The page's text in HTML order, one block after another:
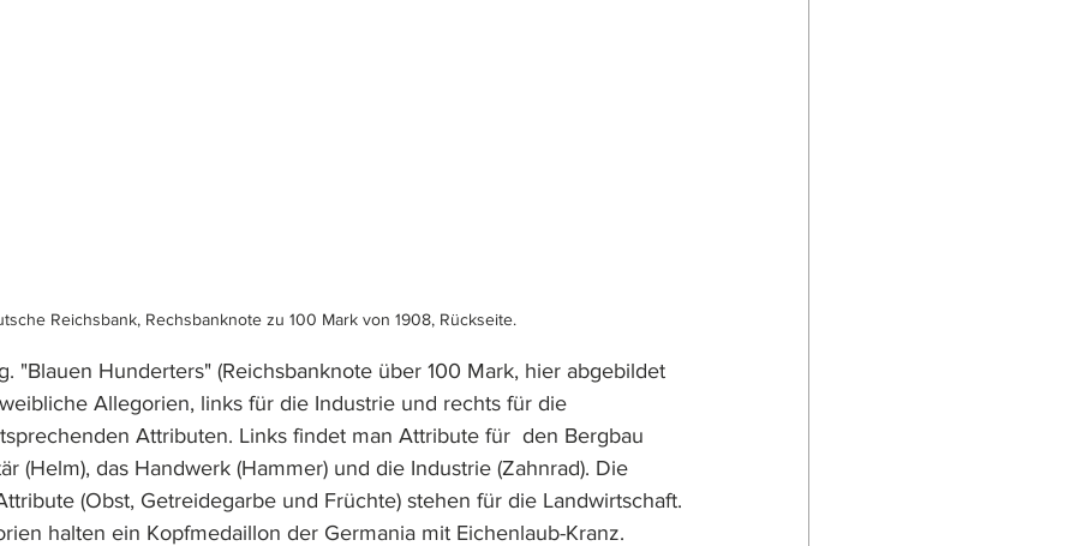
Reichsbank, Rechsbanknote zu 100 Mark von 1908, Rückseite.
"Blauen Hunderters" (Reichsbanknote über 100 Mark, hier abgebildet
Allegorien, links für die Industrie und rechts für die
Attributen. Links findet man Attribute für  den Bergbau
(Helm), das Handwerk (Hammer) und die Industrie (Zahnrad). Die
(Obst, Getreidegarbe und Früchte) stehen für die Landwirtschaft.
halten ein Kopfmedaillon der Germania mit Eichenlaub-Kranz.